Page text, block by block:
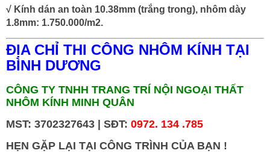
√ Kính dán an toàn 10.38mm (trắng trong), nhôm dày
1.8mm: 1.750.000/m2.
ĐỊA CHỈ THI CÔNG NHÔM KÍNH TẠI
BÌNH DƯƠNG
CÔNG TY TNHH TRANG TRÍ NỘI NGOẠI THẤT
NHÔM KÍNH MINH QUÂN
MST: 3702327643 | SĐT: 0972. 134 .785
HẸN GẶP LẠI TẠI CÔNG TRÌNH CỦA BẠN !